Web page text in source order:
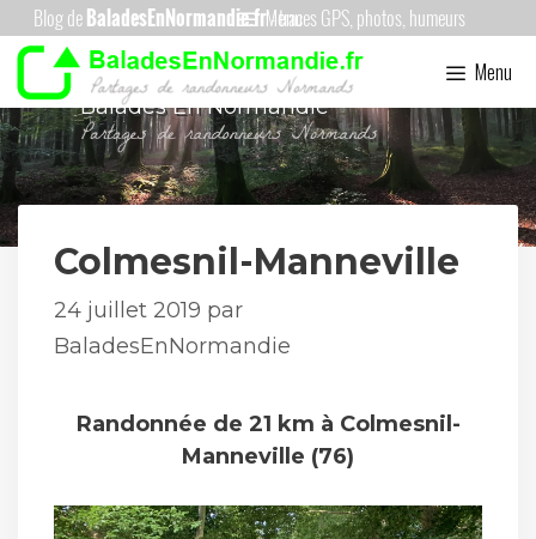
Aller
au
contenu
Menu
Menu
Balades En Normandie
Colmesnil-Manneville
24 juillet 2019 par
BaladesEnNormandie
Randonnée de 21 km à Colmesnil-
Manneville (76)